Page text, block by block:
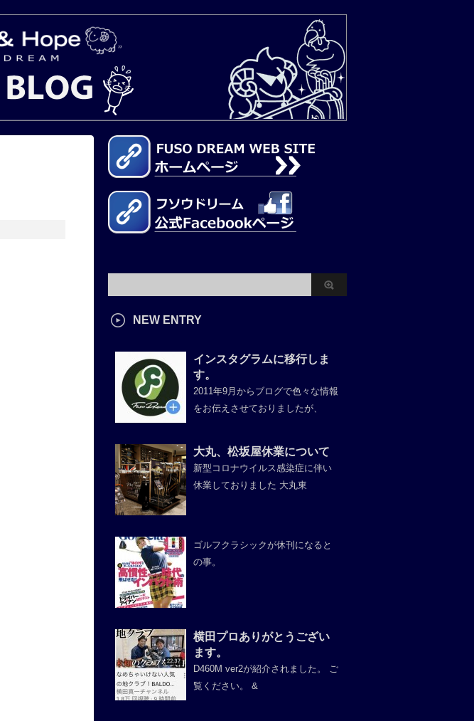
NEW ENTRY
インスタグラムに移行しま
す。
2011年9月からブログで色々な情報
をお伝えさせておりましたが、
大丸、松坂屋休業について
新型コロナウイルス感染症に伴い
休業しておりました 大丸東
ゴルフクラシックが休刊になると
の事。
横田プロありがとうござい
ます。
D460M ver2が紹介されました。 ご
覧ください。 &